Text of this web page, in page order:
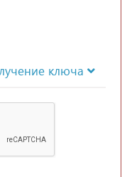
ключа